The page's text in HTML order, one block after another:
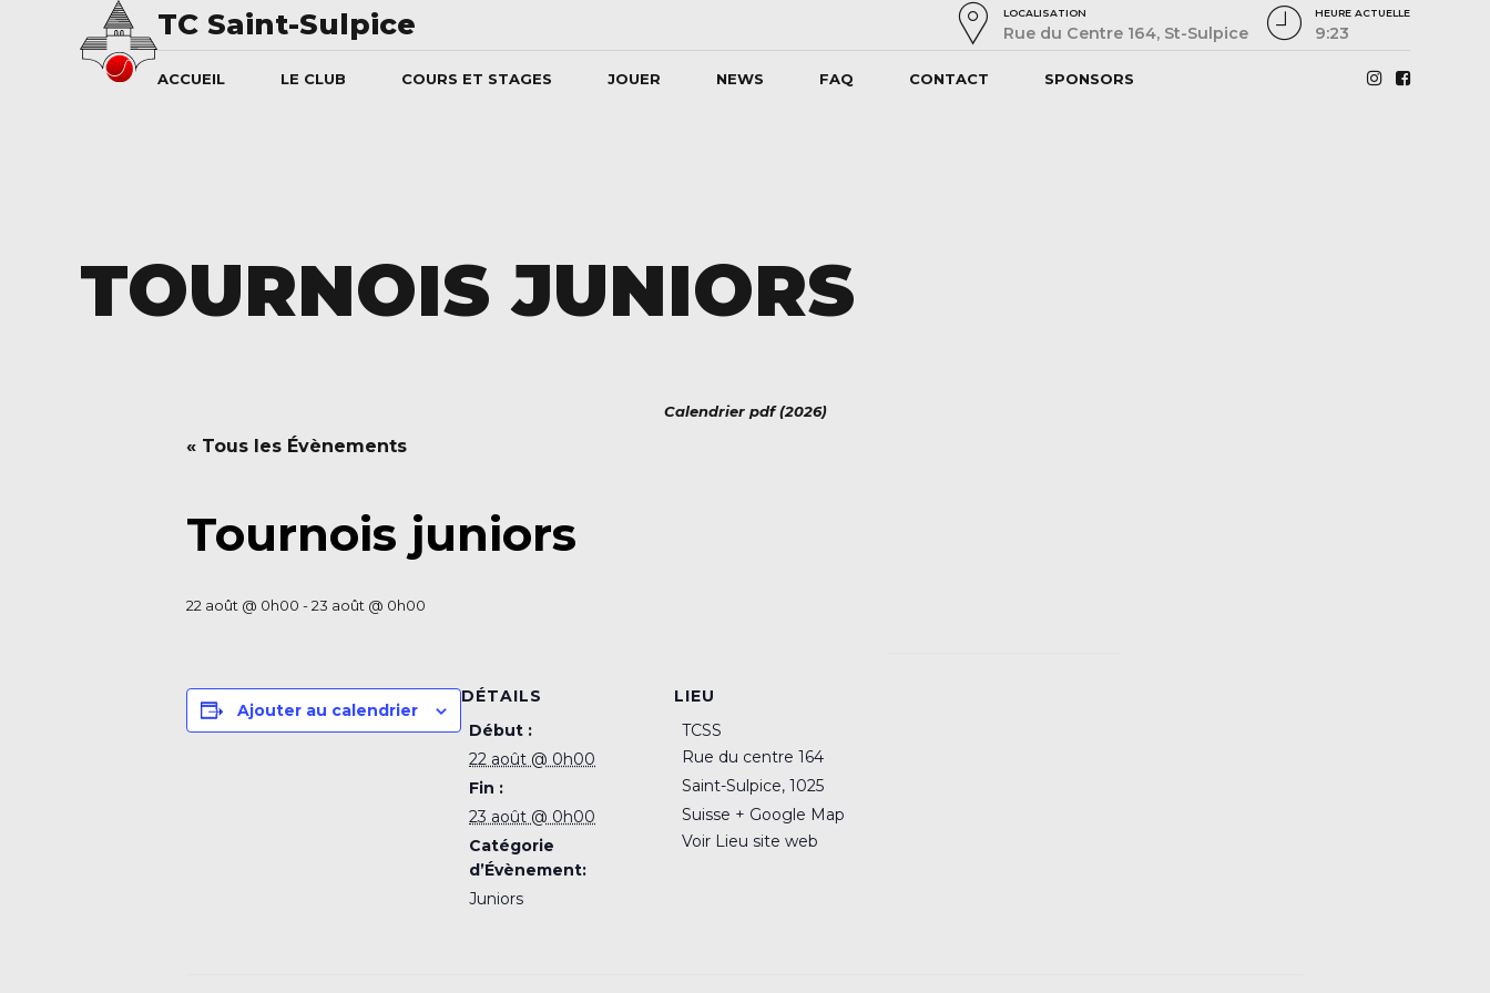
TC Saint-Sulpice HEURE ACTUELLE
9:23
LOCALISATION
Rue du Centre 164, St-Sulpice
ACCUEIL LE CLUB COURS ET STAGES JOUER NEWS FAQ CONTACT SPONSORS
TOURNOIS JUNIORS
Calendrier pdf (2026)
« Tous les Évènements
Tournois juniors
22 août @ 0h00 -23 août @ 0h00
Ajouter au calendrier
DÉTAILS
Début :
22 août @ 0h00
Fin :
23 août @ 0h00
Catégorie
d’Évènement:
Juniors
LIEU
TCSS
Rue du centre 164
Saint-Sulpice, 1025
Suisse + Google Map
Voir Lieu site web